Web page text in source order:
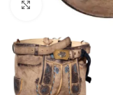
Click to enlarge